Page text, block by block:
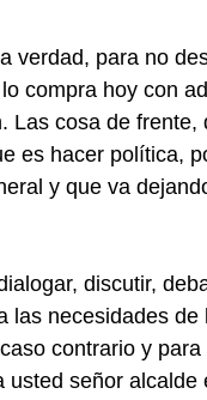
verdad, para no
compra hoy con
Las cosa de frente,
es hacer política,
y que va
discutir,
las necesidades
contrario y
usted señor